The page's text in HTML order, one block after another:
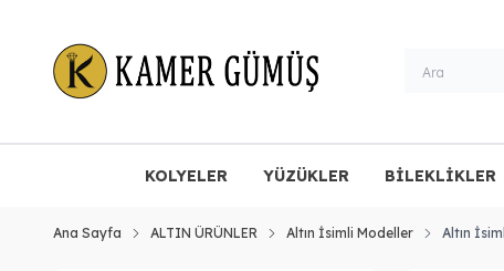
KOLYELER YÜZÜKLER BİLEKLİKLER
Ana Sayfa ALTIN ÜRÜNLER Altın İsimli Modeller Altın